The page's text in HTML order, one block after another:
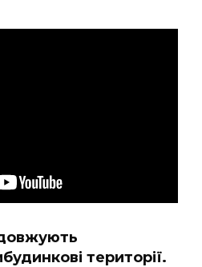
території.